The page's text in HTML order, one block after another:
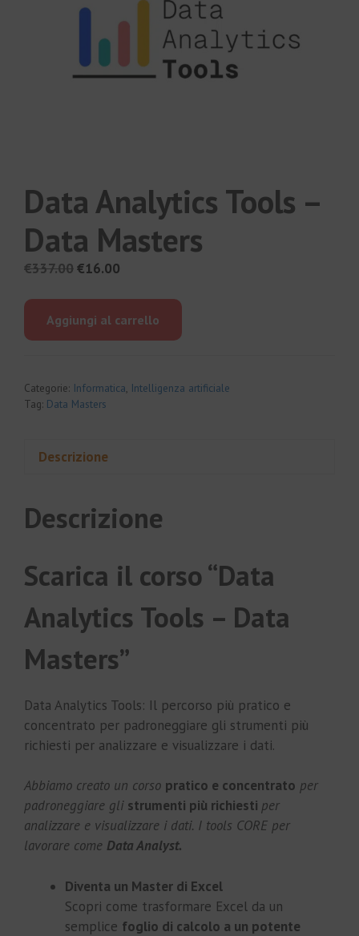
Data Analytics Tools –
Data Masters
€337.00Il
era:
€16.00
è:
Aggiungi al carrello
Categorie: Informatica, Intelligenza artificiale
Tag: Data Masters
Descrizione
Descrizione
Scarica il corso “Data
Analytics Tools – Data
Masters”
Data Analytics Tools: Il percorso più pratico e
concentrato per padroneggiare gli strumenti più
richiesti per analizzare e visualizzare i dati.
Abbiamo creato un corso pratico e concentrato per
padroneggiare gli strumenti più richiesti per
analizzare e visualizzare i dati. I tools CORE per
lavorare come Data Analyst.
Diventa un Master di Excel
Scopri come trasformare Excel da un
semplice foglio di calcolo a un potente